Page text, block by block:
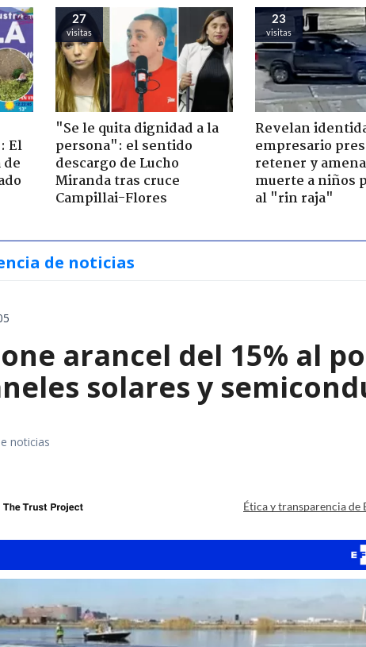
El
27
visitas
"Se le quita dignidad a la
persona": el sentido
descargo de Lucho
Miranda tras cruce
Campillai-Flores
23
visitas
Revelan
empresario
retener y
muerte a niños
al "rin raja"
de noticias
arancel del 15% al
solares y
noticias
Ética y transparencia de